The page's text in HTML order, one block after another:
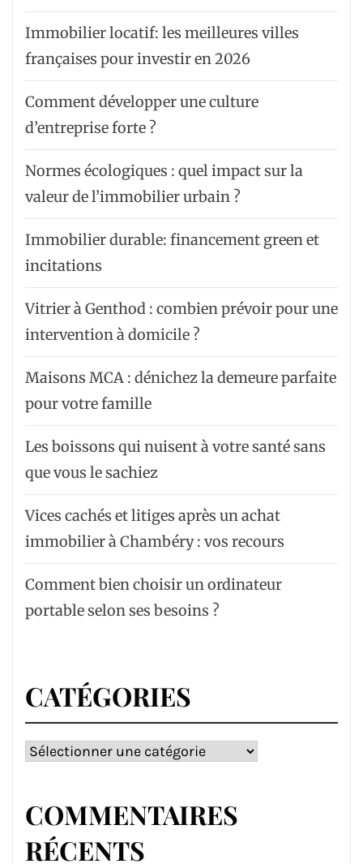
Immobilier locatif: les meilleures villes
françaises pour investir en 2026
Comment développer une culture
d’entreprise forte ?
Normes écologiques : quel impact sur la
valeur de l’immobilier urbain ?
Immobilier durable: financement green et
incitations
Vitrier à Genthod : combien prévoir pour une
intervention à domicile ?
Maisons MCA : dénichez la demeure parfaite
pour votre famille
Les boissons qui nuisent à votre santé sans
que vous le sachiez
Vices cachés et litiges après un achat
immobilier à Chambéry : vos recours
Comment bien choisir un ordinateur
portable selon ses besoins ?
CATÉGORIES
Catégories
COMMENTAIRES
RÉCENTS